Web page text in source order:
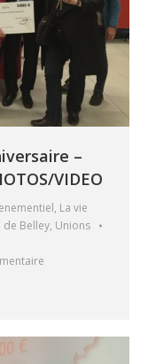
–
VIDEO
, La vie
de Belley, Unions